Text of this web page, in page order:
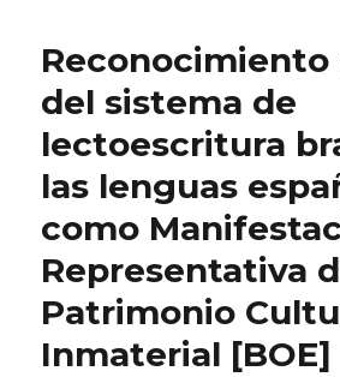
Reconocimiento
del sistema de
lectoescritura
las lenguas
como
Representativa
Patrimonio
Inmaterial [BOE]